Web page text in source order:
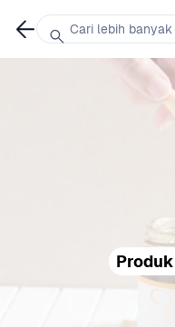
Cari lebih banyak